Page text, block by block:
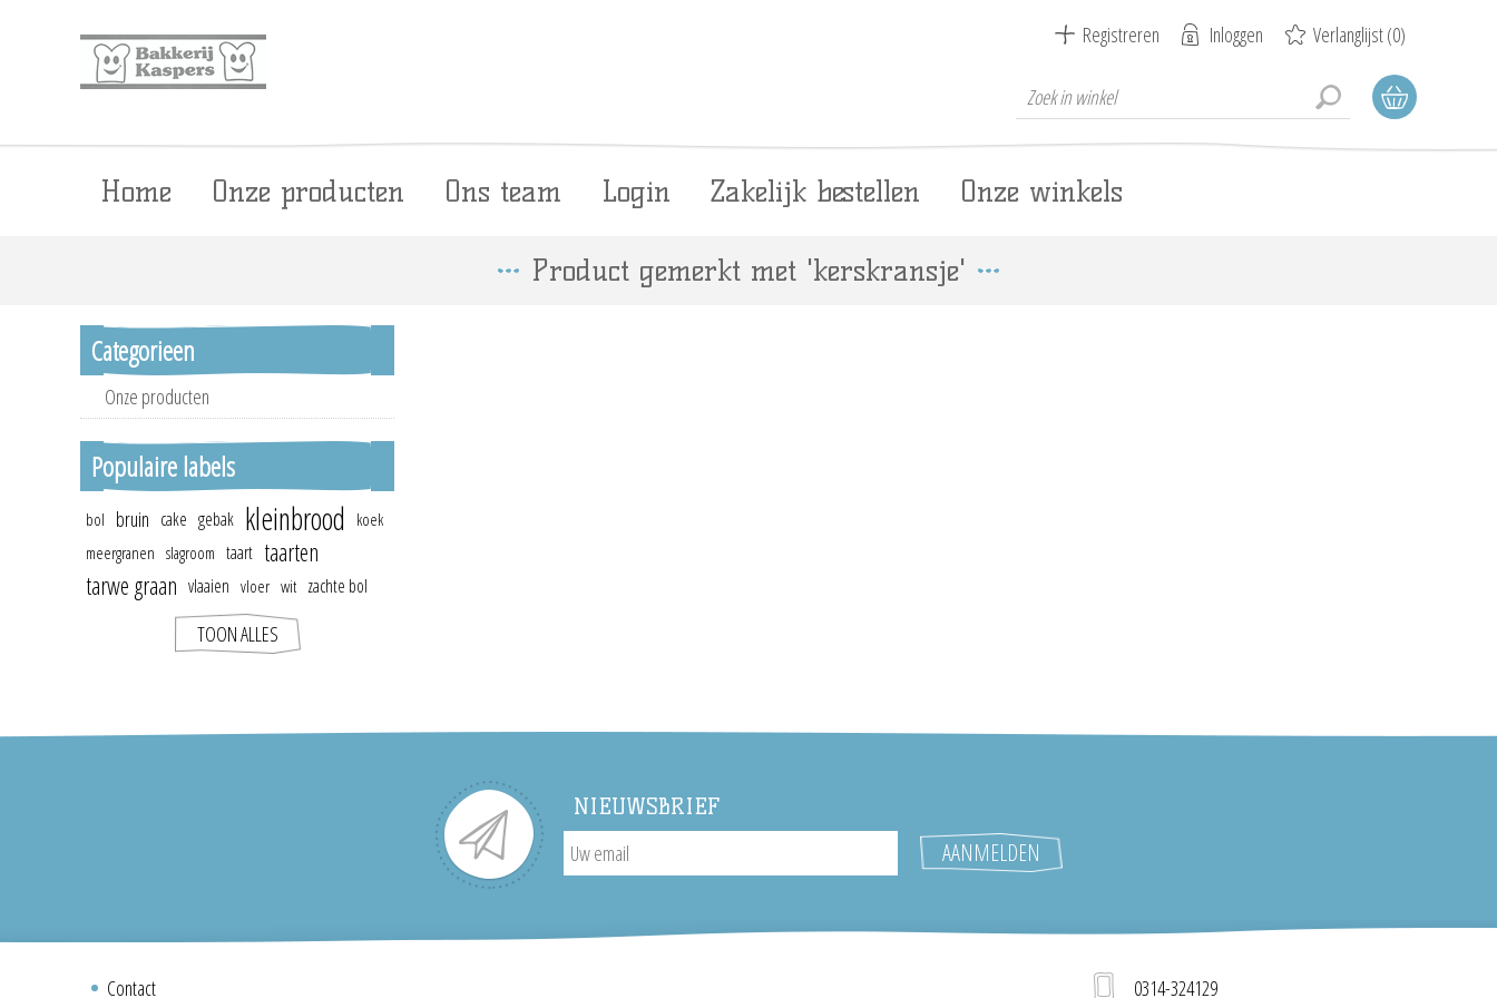
Registreren Inloggen Verlanglijst(0)
Home Onze producten Ons team Login Zakelijk bestellen Onze winkels
Product gemerkt met 'kerskransje'
Categorieen
Onze producten
Populaire labels
bol bruin cake gebak kleinbrood
koek
meergranen slagroom taart taarten
tarwe graan vlaaien vloer wit zachte bol
TOON ALLES
NIEUWSBRIEF
Contact 0314-324129